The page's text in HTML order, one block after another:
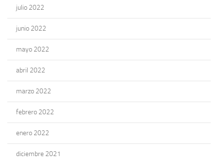
julio 2022
junio 2022
mayo 2022
abril 2022
marzo 2022
febrero 2022
enero 2022
diciembre 2021